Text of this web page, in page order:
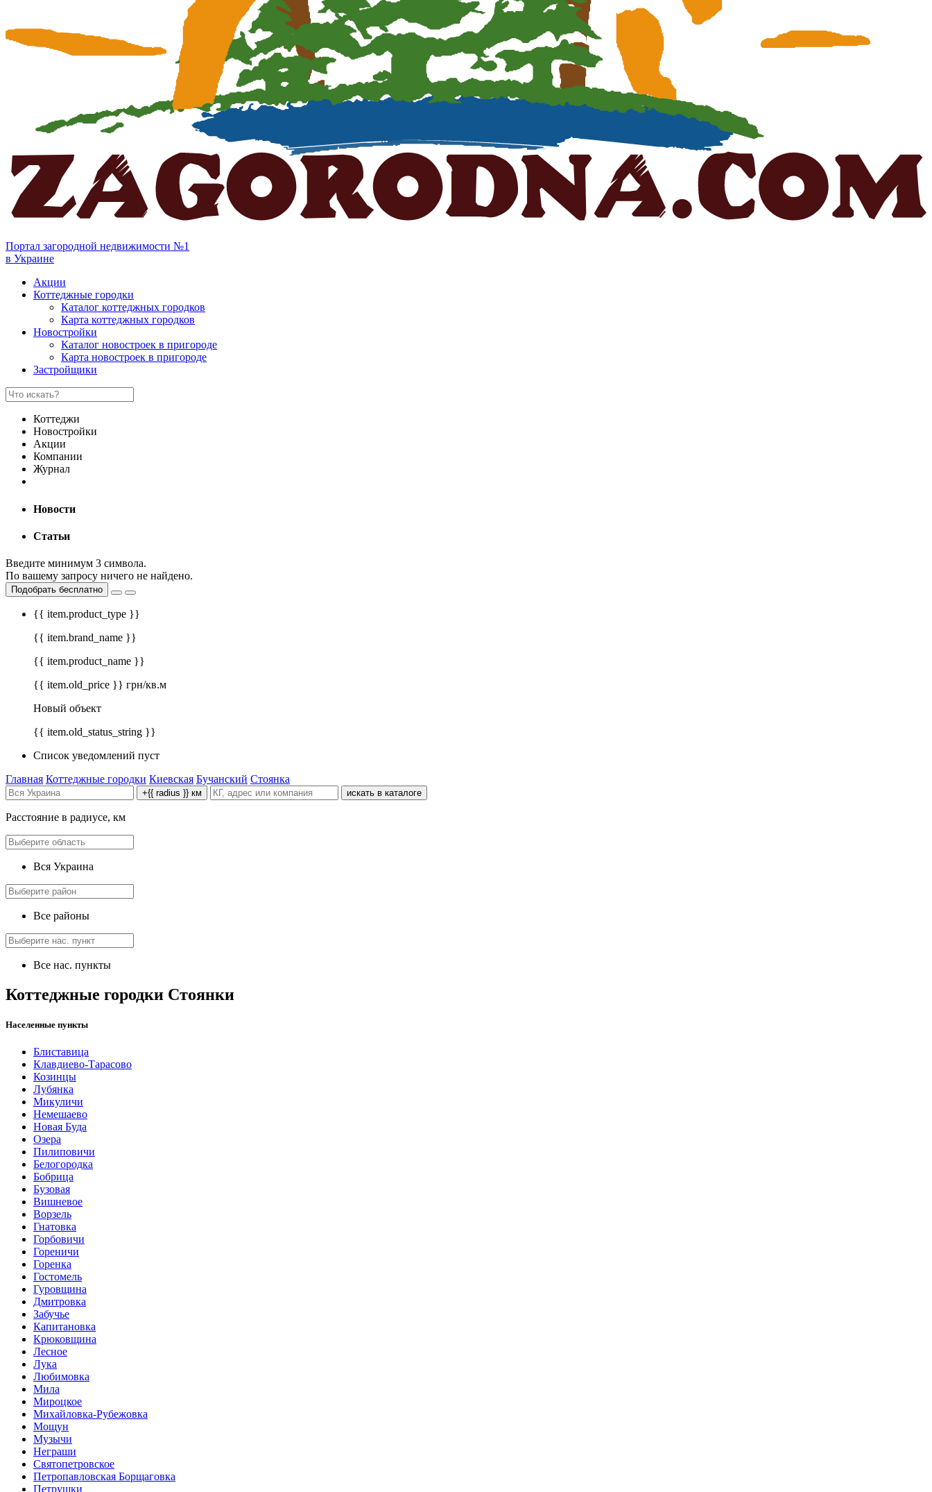
Портал загородной недвижимости №1
в Украине
Акции
Коттеджные городки
Каталог коттеджных городков
Карта коттеджных городков
Новостройки
Каталог новостроек в пригороде
Карта новостроек в пригороде
Застройщики
Коттеджи
Новостройки
Акции
Компании
Журнал
Новости
Статьи
Введите минимум 3 символа.
По вашему запросу ничего не найдено.
Подобрать бесплатно
{{ item.product_type }}
{{ item.brand_name }}
{{ item.product_name }}
{{ item.old_price }} грн/кв.м
Новый объект
{{ item.old_status_string }}
Список уведомлений пуст
Главная Коттеджные городки Киевская Бучанский Стоянка
+{{ radius }} км искать в каталоге
Расстояние в радиусе, км
Вся Украина
Все районы
Все нас. пункты
Коттеджные городки Стоянки
Населенные пункты
Блиставица
Клавдиево-Тарасово
Козинцы
Лубянка
Микуличи
Немешаево
Новая Буда
Озера
Пилиповичи
Белогородка
Бобрица
Бузовая
Вишневое
Ворзель
Гнатовка
Горбовичи
Гореничи
Горенка
Гостомель
Гуровщина
Дмитровка
Забучье
Капитановка
Крюковщина
Лесное
Лука
Любимовка
Мила
Мироцкое
Михайловка-Рубежовка
Мощун
Музычи
Неграши
Святопетровское
Петропавловская Борщаговка
Петрушки